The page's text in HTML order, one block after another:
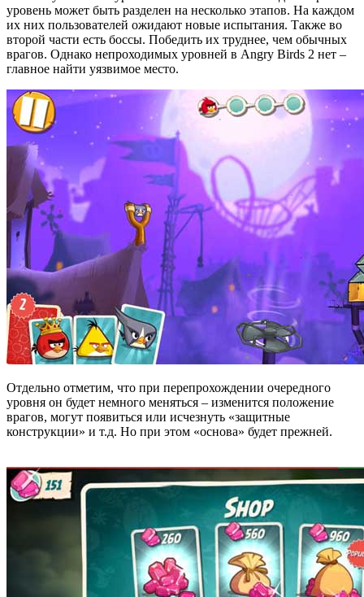
уровень может быть разделен на несколько этапов. На каждом
их них пользователей ожидают новые испытания. Также во
второй части есть боссы. Победить их труднее, чем обычных
врагов. Однако непроходимых уровней в Angry Birds 2 нет –
главное найти уязвимое место.
Отдельно отметим, что при перепрохождении очередного
уровня он будет немного меняться – изменится положение
врагов, могут появиться или исчезнуть «защитные
конструкции» и т.д. Но при этом «основа» будет прежней.